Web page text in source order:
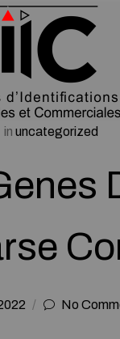
in uncategorized
No